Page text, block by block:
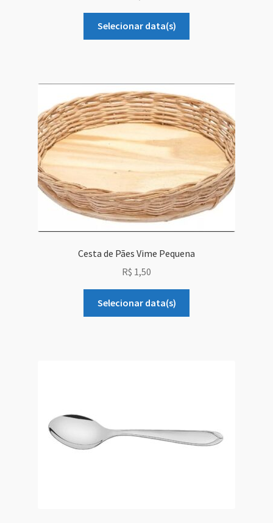
Selecionar data(s)
Cesta de Pães Vime Pequena
R$ 1,50
Selecionar data(s)